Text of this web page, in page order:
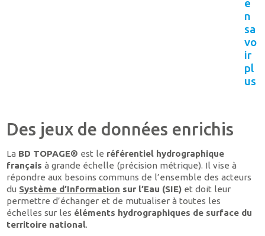
e
n
sa
vo
ir
pl
us
Des jeux de données enrichis
La BD TOPAGE® est le référentiel hydrographique
français à grande échelle (précision métrique). Il vise à
répondre aux besoins communs de l’ensemble des acteurs
du Système d’Information sur l’Eau (SIE) et doit leur
permettre d’échanger et de mutualiser à toutes les
échelles sur les éléments hydrographiques de surface du
territoire national.